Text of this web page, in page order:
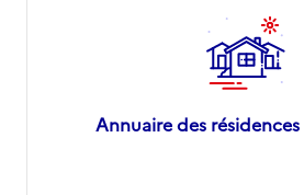
Annuaire des